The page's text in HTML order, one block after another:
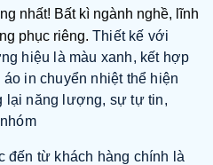
nhất! Bất kì ngành nghề, lĩnh
phục riêng. Thiết kế với
hiệu là màu xanh, kết hợp
in chuyển nhiệt thể hiện
lại năng lượng, sự tự tin,
đến từ khách hàng chính là